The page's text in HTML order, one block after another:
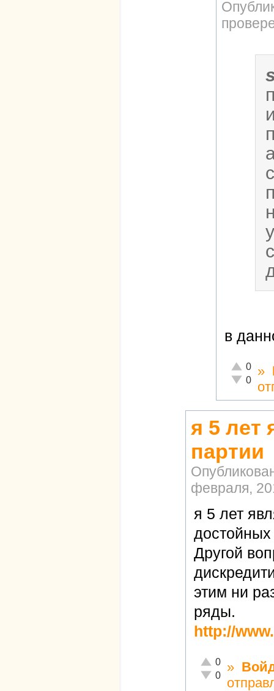
в
Отлично!
0
0
»
я 5 лет
партии
февраля,
я 5 лет
Другой
этим ни
ряды.
http://
Отлично!
0
Неадекватно!
0
»